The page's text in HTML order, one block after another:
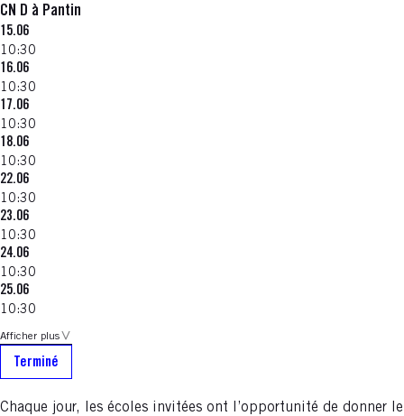
CN D à Pantin
15.06
10:30
16.06
10:30
17.06
10:30
18.06
10:30
22.06
10:30
23.06
10:30
24.06
10:30
25.06
10:30
Afficher plus
Terminé
Chaque jour, les écoles invitées ont l’opportunité de donner le